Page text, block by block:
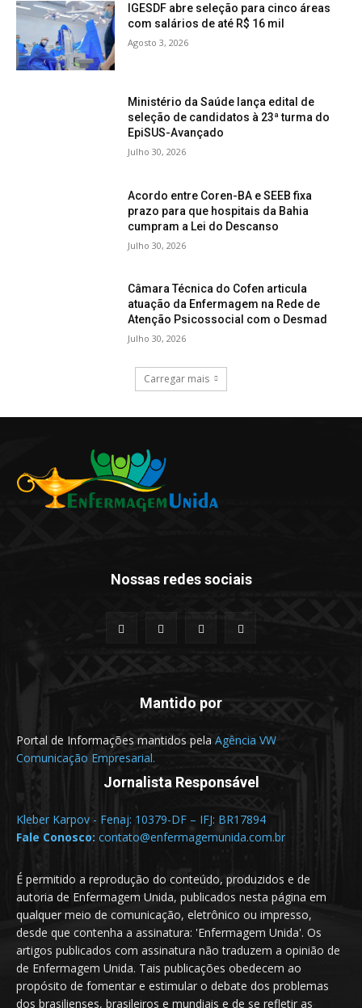
IGESDF abre seleção para cinco áreas
com salários de até R$ 16 mil
Agosto 3, 2026
Ministério da Saúde lança edital de
seleção de candidatos à 23ª turma do
EpiSUS-Avançado
Julho 30, 2026
Acordo entre Coren-BA e SEEB fixa
prazo para que hospitais da Bahia
cumpram a Lei do Descanso
Julho 30, 2026
Câmara Técnica do Cofen articula
atuação da Enfermagem na Rede de
Atenção Psicossocial com o Desmad
Julho 30, 2026
Carregar mais
Nossas redes sociais
Mantido por
Portal de Informações mantidos pela Agência VW
Comunicação Empresarial.
Jornalista Responsável
Kleber Karpov - Fenaj: 10379-DF – IFJ: BR17894
Fale Conosco: contato@enfermagemunida.com.br
É permitido a reprodução do conteúdo, produzidos e de
autoria de Enfermagem Unida, publicados nesta página em
qualquer meio de comunicação, eletrônico ou impresso,
desde que contenha a assinatura: 'Enfermagem Unida'. Os
artigos publicados com assinatura não traduzem a opinião de
de Enfermagem Unida. Tais publicações obedecem ao
propósito de fomentar e estimular o debate dos problemas
dos brasilienses, brasileiros e mundiais e de se refletir as